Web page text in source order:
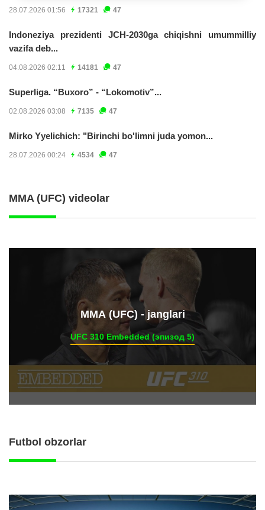
28.07.2026 01:56 17321 47
Indoneziya prezidenti JCH-2030ga chiqishni umummilliy
vazifa deb...
04.08.2026 02:11 14181 47
Superliga. “Buxoro” - “Lokomotiv”...
02.08.2026 03:08 7135 47
Mirko Yyelichich: "Birinchi bo'limni juda yomon...
28.07.2026 00:24 4534 47
MMA (UFC) videolar
ММА (UFC) - janglari
UFC 310 Embedded (эпизод 5)
Futbol obzorlar